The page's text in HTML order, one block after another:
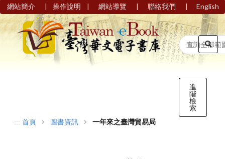
網站簡介 | 操作說明 | 網站導覽 | 聯絡我們 | English
進
階
檢
索
::: 首頁 圖書資訊 一年來之臺灣貿易局